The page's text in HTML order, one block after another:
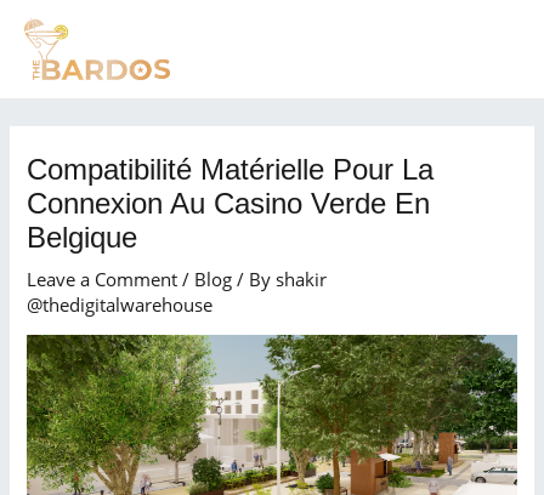
Skip
content
Compatibilité Matérielle Pour La
Connexion Au Casino Verde En
Belgique
Leave a Comment / Blog / By shakir
@thedigitalwarehouse
Post
navigation